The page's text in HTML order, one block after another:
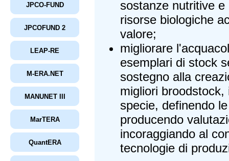
JPCO-FUND
JPCOFUND 2
LEAP-RE
M-ERA.NET
MANUNET III
MarTERA
QuantERA
sostanze nutritive
risorse biologiche
valore;
migliorare
esemplari di stock
sostegno alla
migliori
specie, definendo
producendo
incoraggiando al
tecnologie di